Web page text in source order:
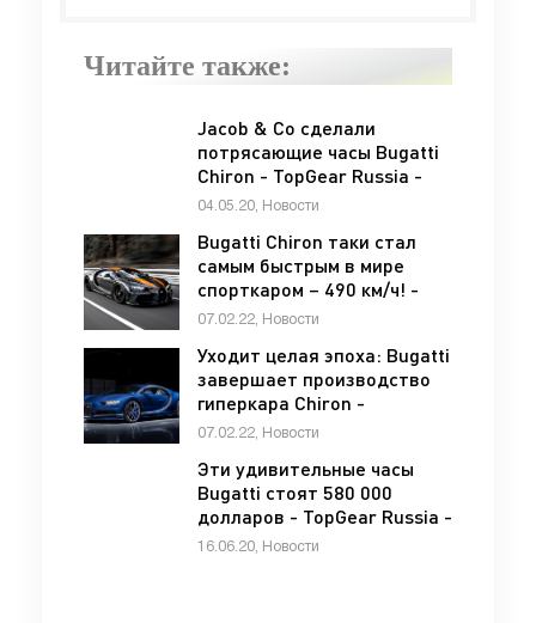
Читайте также:
Jacob & Co сделали
потрясающие часы Bugatti
Chiron - TopGear Russia -
«Автоновости»
04.05.20, Новости
Bugatti Chiron таки стал
самым быстрым в мире
спорткаром – 490 км/ч! -
«Bugatti»
07.02.22, Новости
Уходит целая эпоха: Bugatti
завершает производство
гиперкара Chiron -
«Bugatti»
07.02.22, Новости
Эти удивительные часы
Bugatti стоят 580 000
долларов - TopGear Russia -
«Автоновости»
16.06.20, Новости